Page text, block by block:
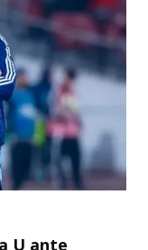
U ante